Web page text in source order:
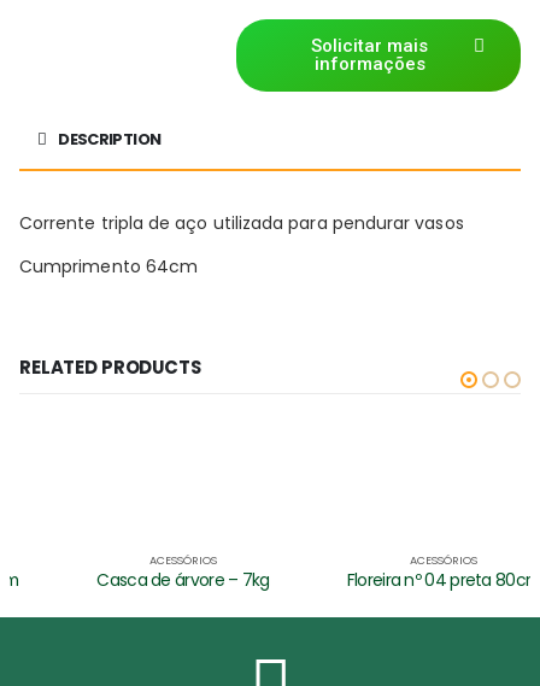
Solicitar mais
informações
DESCRIPTION
Corrente tripla de aço utilizada para pendurar vasos
Cumprimento 64cm
RELATED PRODUCTS
ACESSÓRIOS
Casca de árvore – 7kg
ACESSÓRIOS
Floreira nº 04 preta 80cm